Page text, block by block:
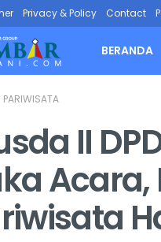
Privacy & Policy Contact
BERANDA
PARIWISATA
II